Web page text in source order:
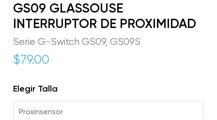
GS09 GLASSOUSE
INTERRUPTOR DE PROXIMIDAD
Serie G-Switch GS09, GS09S
$79.00
Elegir Talla
Proxinsensor